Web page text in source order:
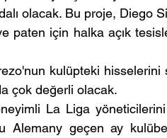
olacak. Bu proje, Diego
paten için halka açık
kulüpteki hisselerini
çok değerli olacak.
La Liga
Alemany geçen ay